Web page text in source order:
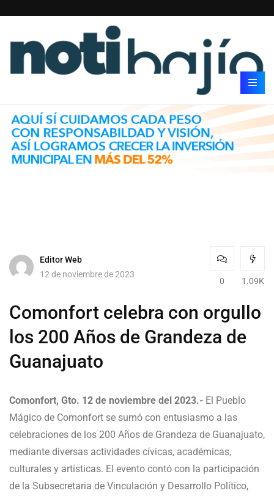
Editor Web
12 de noviembre de 2023
0 1.09K
Comonfort celebra con orgullo
los 200 Años de Grandeza de
Guanajuato
Comonfort, Gto. 12 de noviembre del 2023.- El Pueblo
Mágico de Comonfort se sumó con entusiasmo a las
celebraciones de los 200 Años de Grandeza de Guanajuato,
mediante diversas actividades cívicas, académicas,
culturales y artísticas. El evento contó con la participación
de la Subsecretaria de Vinculación y Desarrollo Político,